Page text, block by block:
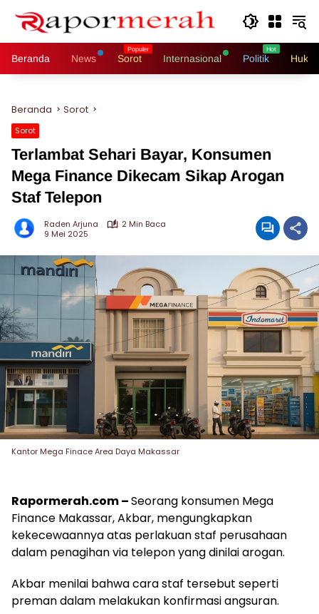
Beranda News Sorot Internasional Politik
Beranda Sorot
Sorot
Terlambat Sehari Bayar, Konsumen
Mega Finance Dikecam Sikap Arogan
Staf Telepon
Raden Arjuna
2 Min Baca
9 Mei 2025
Kantor Mega Finace Area Daya Makassar
Rapormerah.com –Seorang konsumen Mega
Finance Makassar, Akbar, mengungkapkan
kekecewaannya atas perlakuan staf perusahaan
dalam penagihan via telepon yang dinilai arogan.
Akbar menilai bahwa cara staf tersebut seperti
preman dalam melakukan konfirmasi angsuran.